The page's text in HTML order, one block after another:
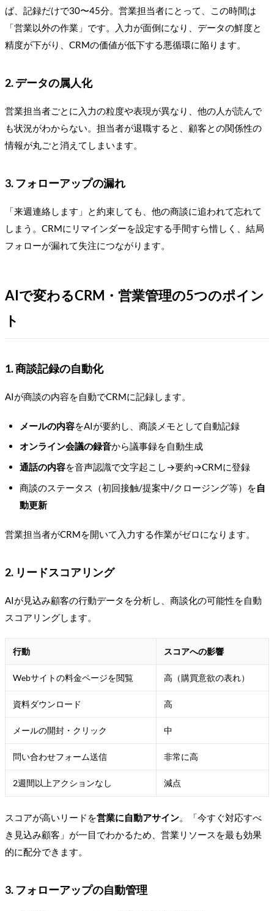
ば、記録だけで30〜45分。営業担当者にとって、この時間は
「営業以外の作業」です。入力が面倒になり、データの鮮度と
精度が下がり、CRMの価値が低下する悪循環に陥ります。
2. データの属人化
営業担当者ごとに入力の粒度や表現が異なり、他の人が読んで
も状況がわからない。担当者が退職すると、顧客との関係性の
情報が丸ごと消えてしまいます。
3. フォローアップの漏れ
「来週連絡します」と約束しても、他の商談に追われて忘れて
しまう。CRMにリマインダーを設定する手間すら惜しく、結局
フォローが漏れて失注につながります。
AIで変わるCRM・営業管理の5つのポイン
ト
1. 商談記録の自動化
AIが商談の内容を自動でCRMに記録します。
メールの内容をAIが要約し、商談メモとして自動記録
オンライン会議の録音から議事録を自動生成
通話の内容を音声認識で文字起こし→要約→CRMに登録
商談のステータス（初回接触/提案中/クロージング等）を自
動更新
営業担当者がCRMを開いて入力する作業がゼロになります。
2. リードスコアリング
AIが見込み顧客の行動データを分析し、商談化の可能性を自動
スコアリングします。
行動 スコアへの影響
Webサイトの料金ページを閲覧 高（購買意欲の表れ）
資料ダウンロード 高
メールの開封・クリック 中
問い合わせフォーム送信 非常に高
2週間以上アクションなし 減点
スコアが高いリードを営業に自動アサイン 。「今すぐ対応すべ
き見込み顧客」が一目でわかるため、営業リソースを最も効果
的に配分できます。
3. フォローアップの自動管理